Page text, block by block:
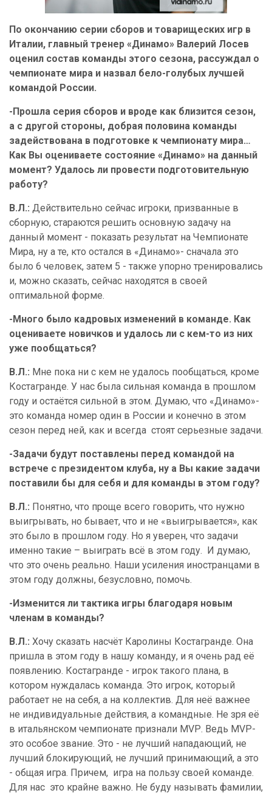
По окончанию серии сборов и товарищеских игр в
Италии, главный тренер «Динамо» Валерий Лосев
оценил состав команды этого сезона, рассуждал о
чемпионате мира и назвал бело-голубых лучшей
командой России.
-Прошла серия сборов и вроде как близится сезон,
а с другой стороны, добрая половина команды
задействована в подготовке к чемпионату мира…
Как Вы оцениваете состояние «Динамо» на данный
момент? Удалось ли провести подготовительную
работу?
В.Л.: Действительно сейчас игроки, призванные в
сборную, стараются решить основную задачу на
данный момент - показать результат на Чемпионате
Мира, ну а те, кто остался в «Динамо»- сначала это
было 6 человек, затем 5 - также упорно тренировались
и, можно сказать, сейчас находятся в своей
оптимальной форме.
-Много было кадровых изменений в команде. Как
оцениваете новичков и удалось ли с кем-то из них
уже пообщаться?
В.Л.: Мне пока ни с кем не удалось пообщаться, кроме
Костагранде. У нас была сильная команда в прошлом
году и остаётся сильной в этом. Думаю, что «Динамо»-
это команда номер один в России и конечно в этом
сезон перед ней, как и всегда стоят серьезные задачи.
-Задачи будут поставлены перед командой на
встрече с президентом клуба, ну а Вы какие задачи
поставили бы для себя и для команды в этом году?
В.Л.: Понятно, что проще всего говорить, что нужно
выигрывать, но бывает, что и не «выигрывается», как
это было в прошлом году. Но я уверен, что задачи
именно такие – выиграть всё в этом году. И думаю,
что это очень реально. Наши усиления иностранцами в
этом году должны, безусловно, помочь.
-Изменится ли тактика игры благодаря новым
членам в команды?
В.Л.: Хочу сказать насчёт Каролины Костагранде. Она
пришла в этом году в нашу команду, и я очень рад её
появлению. Костагранде - игрок такого плана, в
котором нуждалась команда. Это игрок, который
работает не на себя, а на коллектив. Для неё важнее
не индивидуальные действия, а командные. Не зря её
в итальянском чемпионате признали MVP. Ведь MVP-
это особое звание. Это - не лучший нападающий, не
лучший блокирующий, не лучший принимающий, а это
- общая игра. Причем, игра на пользу своей команде.
Для нас это крайне важно. Не буду называть фамилии,